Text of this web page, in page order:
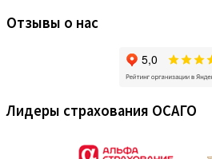
Отзывы о нас
Лидеры страхования ОСАГО